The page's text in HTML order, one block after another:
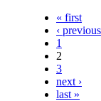
« first
‹ previous
1
2
3
next ›
last »